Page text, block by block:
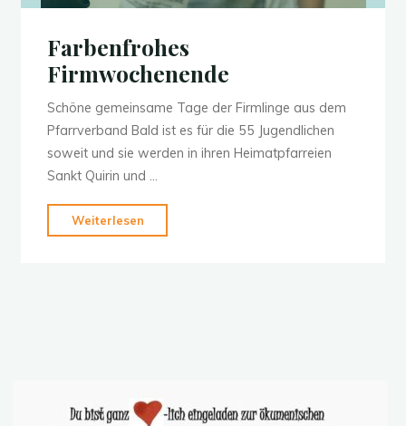
Farbenfrohes
Firmwochenende
Schöne gemeinsame Tage der Firmlinge aus dem
Pfarrverband Bald ist es für die 55 Jugendlichen
soweit und sie werden in ihren Heimatpfarreien
Sankt Quirin und …
Weiterlesen
Firmwochenende"